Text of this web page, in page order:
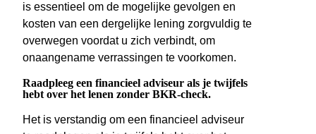
is essentieel om de mogelijke gevolgen en
kosten van een dergelijke lening zorgvuldig te
overwegen voordat u zich verbindt, om
onaangename verrassingen te voorkomen.
Raadpleeg een financieel adviseur als je twijfels
hebt over het lenen zonder BKR-check.
Het is verstandig om een financieel adviseur